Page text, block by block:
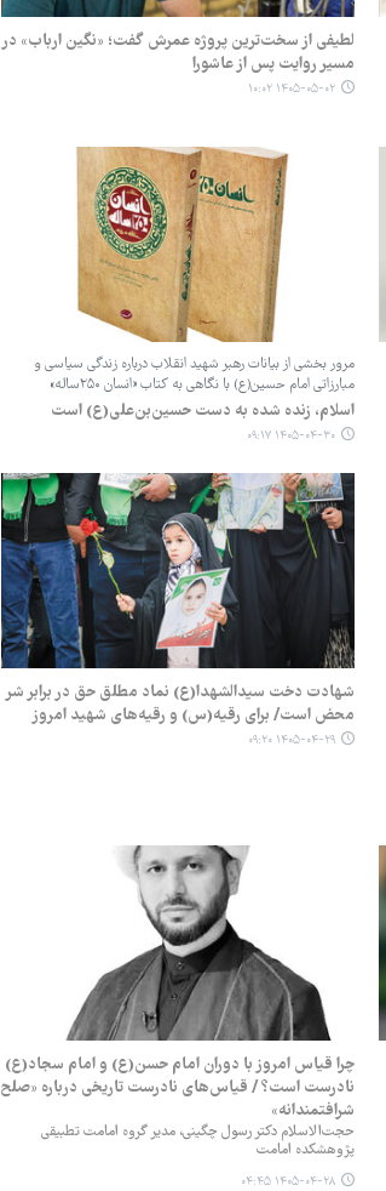
لطیفی از سخت‌ترین پروژه عمرش گفت؛ «نگین ارباب» در
مسیر روایت پس از عاشورا
۱۴۰۵-۰۵-۰۲ ۱۰:۰۲
مرور بخشی از بیانات رهبر شهید انقلاب درباره زندگی سیاسی و
مبارزاتی امام حسین(ع) با نگاهی به کتاب «انسان ۲۵۰ساله»
اسلام، زنده شده به دست حسین‌بن‌علی(ع) است
۱۴۰۵-۰۴-۳۰ ۰۹:۱۷
شهادت دخت سیدالشهدا(ع) نماد مطلق حق در برابر شر
محض است/ برای رقیه(س) و رقیه‌های شهید امروز
۱۴۰۵-۰۴-۲۹ ۰۹:۲۰
چرا قیاس امروز با دوران امام حسن(ع) و امام سجاد(ع)
نادرست است؟ / قیاس‌های نادرست تاریخی درباره «صلح
شرافتمندانه»
حجت‌الاسلام دکتر رسول چگینی، مدیر گروه امامت تطبیقی
پژوهشکده امامت
۱۴۰۵-۰۴-۲۸ ۰۴:۴۵